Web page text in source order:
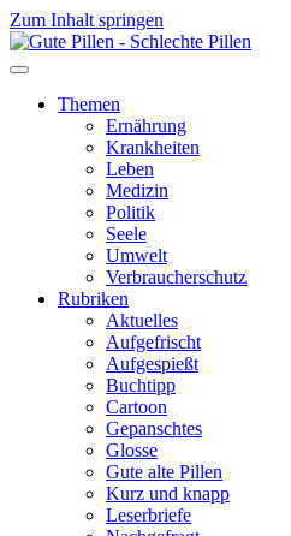
Zum Inhalt springen
Themen
Ernährung
Krankheiten
Leben
Medizin
Politik
Seele
Umwelt
Verbraucherschutz
Rubriken
Aktuelles
Aufgefrischt
Aufgespießt
Buchtipp
Cartoon
Gepanschtes
Glosse
Gute alte Pillen
Kurz und knapp
Leserbriefe